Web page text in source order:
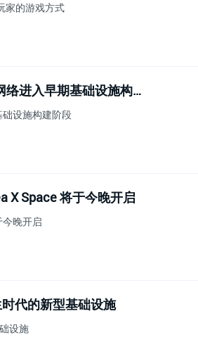
家的游戏方式
Canvax 启动 CVX 预售节点：AI × Web3 认知协作网络进入早期基础设施构建阶段
础设施构建阶段
X Space 将于今晚开启
晚开启
代的新型基础设施
设施